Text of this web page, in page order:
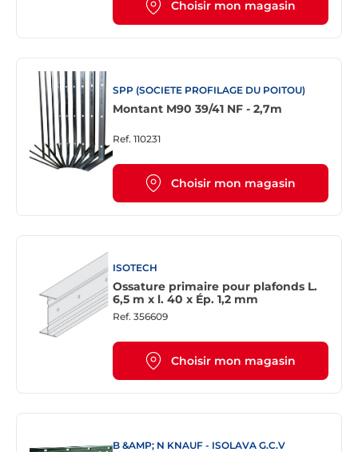
Choisir mon magasin
SPP (SOCIETE PROFILAGE DU POITOU)
Montant M90 39/41 NF - 2,7m
Ref. 110231
Choisir mon magasin
ISOTECH
Ossature primaire pour plafonds L.
6,5 m x l. 40 x Ép. 1,2 mm
Ref. 356609
Choisir mon magasin
B &AMP; N KNAUF - ISOLAVA G.C.V